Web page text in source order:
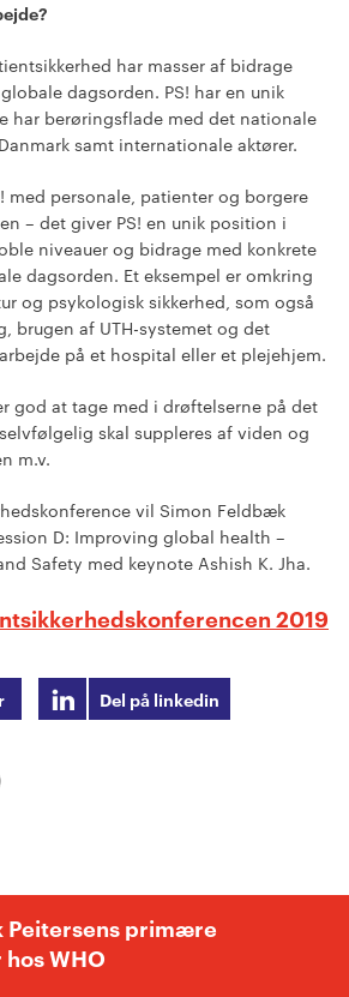
har masser af bidrage
dagsorden. PS! har en unik
har berøringsflade med det nationale
samt internationale aktører.
med personale, patienter og borgere
– det giver PS! en unik position i
niveauer og bidrage med konkrete
dagsorden. Et eksempel er omkring
og psykologisk sikkerhed, som også
brugen af UTH-systemet og det
på et hospital eller et plejehjem.
god at tage med i drøftelserne på det
skal suppleres af viden og
m.v.
vil Simon Feldbæk
D: Improving global health –
Safety med keynote Ashish K. Jha.
2019
Del på linkedin
Peitersens primære
WHO